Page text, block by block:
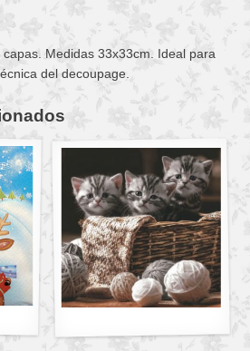
Medidas 33x33cm. Ideal para
del decoupage.